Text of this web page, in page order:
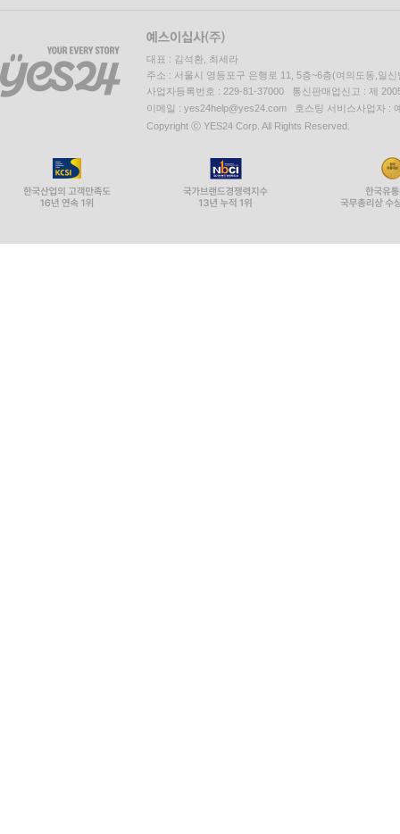
대표 : 김석환, 최세라
주소 : 서울시 영등포구 은행로 11, 5층~6층(여의도동,일신
사업자등록번호 : 229-81-37000 통신판매업신고 : 제
이메일 : yes24help@yes24.com 호스팅 서비스사업자 :
Copyright ⓒ YES24 Corp. All Rights Reserved.